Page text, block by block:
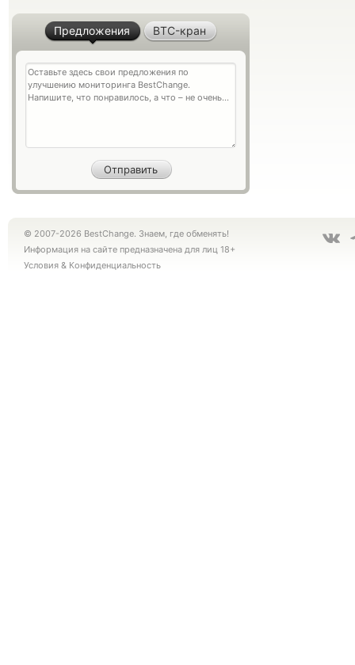
Предложения BTC-кран
© 2007-2026 BestChange. Знаем, где обменять!
Информация на сайте предназначена для лиц 18+
Условия & Конфиденциальность